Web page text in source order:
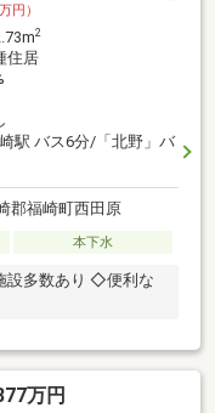
円）
2
住居
駅 バス6分/「北野」バ
郡福崎町西田原
本下水
設多数あり ◇便利な
万円